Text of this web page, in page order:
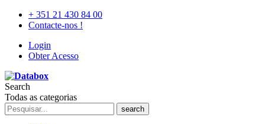
+ 351 21 430 84 00
Contacte-nos !
Login
Obter Acesso
Search
Todas as categorias
search